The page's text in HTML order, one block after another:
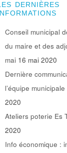
LES DERNIÈRES
INFORMATIONS
Conseil municipal
du maire et des
mai 16 mai 2020
Dernière
l’équipe
2020
Ateliers poterie Es
2020
Info économique :